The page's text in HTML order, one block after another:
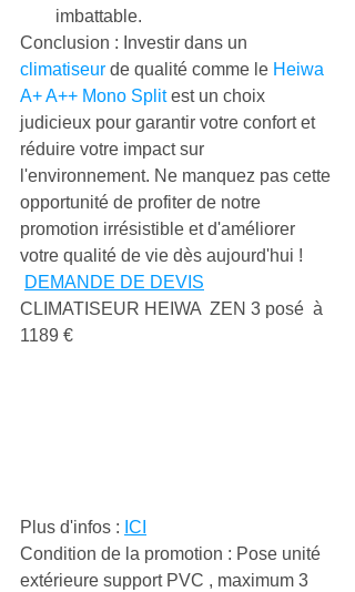
imbattable.
Conclusion : Investir dans un
climatiseur de qualité comme le Heiwa
A+ A++ Mono Split est un choix
judicieux pour garantir votre confort et
réduire votre impact sur
l'environnement. Ne manquez pas cette
opportunité de profiter de notre
promotion irrésistible et d'améliorer
votre qualité de vie dès aujourd'hui !
DEMANDE DE DEVIS
CLIMATISEUR HEIWA  ZEN 3 posé  à
1189 €
Plus d'infos : ICI
Condition de la promotion : Pose unité
extérieure support PVC , maximum 3